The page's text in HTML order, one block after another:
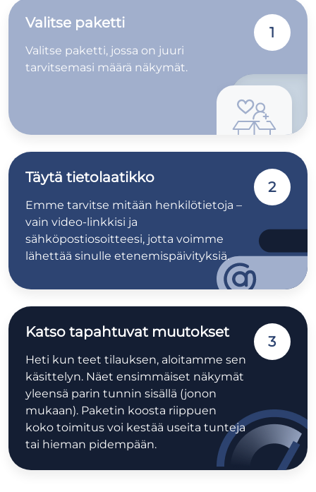
Valitse paketti
Valitse paketti, jossa on juuri
tarvitsemasi määrä näkymät.
1
Täytä tietolaatikko
Emme tarvitse mitään henkilötietoja –
vain video-linkkisi ja
sähköpostiosoitteesi, jotta voimme
lähettää sinulle etenemispäivityksiä.
2
Katso tapahtuvat muutokset
Heti kun teet tilauksen, aloitamme sen
käsittelyn. Näet ensimmäiset näkymät
yleensä parin tunnin sisällä (jonon
mukaan). Paketin koosta riippuen
koko toimitus voi kestää useita tunteja
tai hieman pidempään.
3